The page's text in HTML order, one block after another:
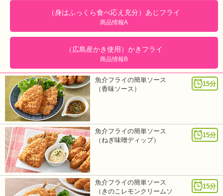
（身はふっくら食べ応え充分）あじフライ
商品情報A
（広島産かき使用）かきフライ
商品情報B
15分
魚介フライの簡単ソース
（香味ソース）
15分
魚介フライの簡単ソース
（ねぎ味噌ディップ）
15分
魚介フライの簡単ソース
（きのこレモンクリームソ